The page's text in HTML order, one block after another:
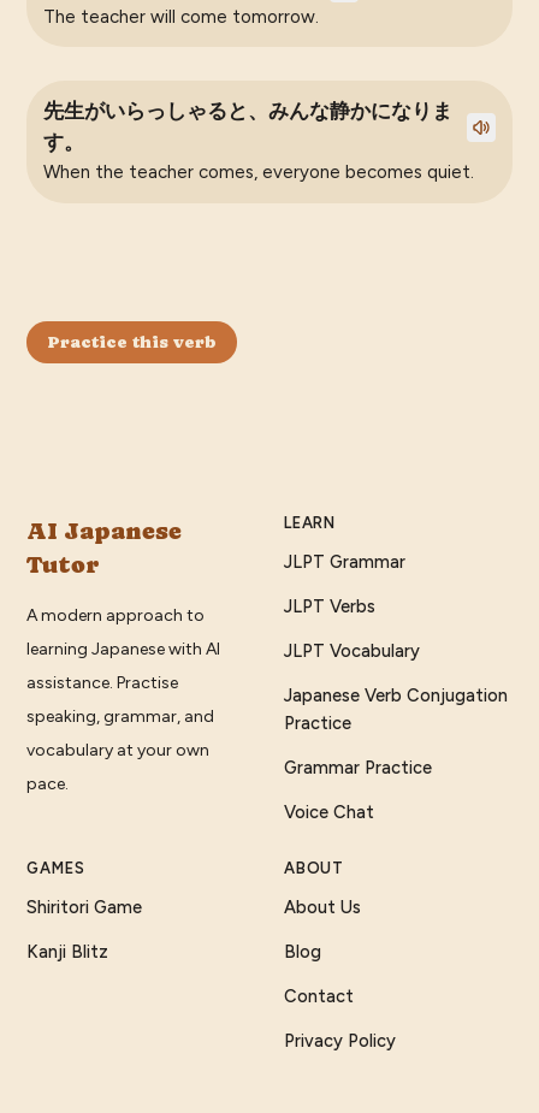
The teacher will come tomorrow.
先生がいらっしゃると、みんな静かになりま
す。
When the teacher comes, everyone becomes quiet.
Practice this verb
AI Japanese
Tutor
A modern approach to
learning Japanese with AI
assistance. Practise
speaking, grammar, and
vocabulary at your own
pace.
LEARN
JLPT Grammar
JLPT Verbs
JLPT Vocabulary
Japanese Verb Conjugation
Practice
Grammar Practice
Voice Chat
GAMES
Shiritori Game
Kanji Blitz
ABOUT
About Us
Blog
Contact
Privacy Policy